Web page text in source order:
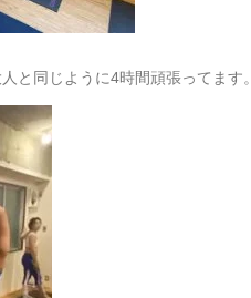
と同じように4時間頑張ってます。